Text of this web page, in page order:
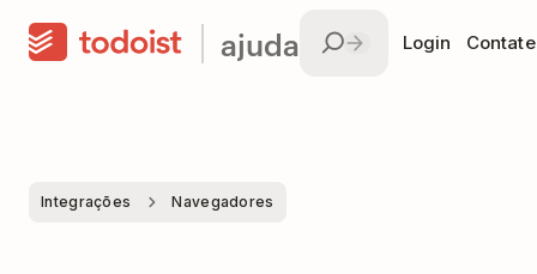
ajuda Login
Integrações Navegadores